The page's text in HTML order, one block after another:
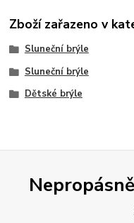
Zboží zařazeno v
Sluneční brýle
Sluneční brýle
Dětské brýle